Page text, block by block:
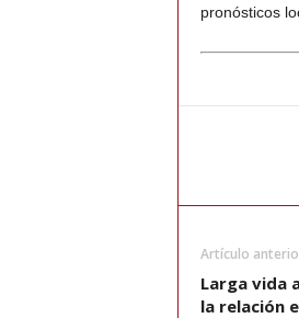
pronósticos
Artículo
Larga vida
la relación